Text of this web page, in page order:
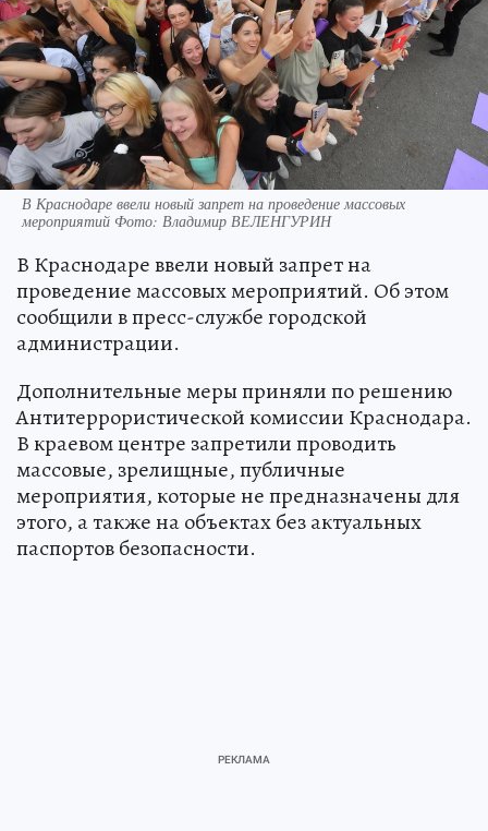
В Краснодаре ввели новый запрет на проведение массовых
мероприятий Фото: Владимир ВЕЛЕНГУРИН
В Краснодаре ввели новый запрет на
проведение массовых мероприятий. Об этом
сообщили в пресс-службе городской
администрации.
Дополнительные меры приняли по решению
Антитеррористической комиссии Краснодара.
В краевом центре запретили проводить
массовые, зрелищные, публичные
мероприятия, которые не предназначены для
этого, а также на объектах без актуальных
паспортов безопасности.